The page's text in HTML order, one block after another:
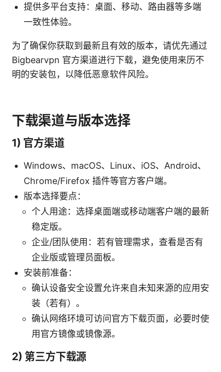
提供多平台支持：桌面、移动、路由器等多端
一致性体验。
为了确保你获取到最新且有效的版本，请优先通过
Bigbearvpn 官方渠道进行下载，避免使用来历不
明的安装包，以降低恶意软件风险。
下载渠道与版本选择
1) 官方渠道
Windows、macOS、Linux、iOS、Android、
Chrome/Firefox 插件等官方客户端。
版本选择要点：
个人用途：选择桌面端或移动端客户端的最新
稳定版。
企业/团队使用：若有管理需求，查看是否有
企业版或管理员面板。
安装前准备：
确认设备安全设置允许来自未知来源的应用安
装（若有）。
确认网络环境可访问官方下载页面，必要时使
用官方镜像或镜像源。
2) 第三方下载源